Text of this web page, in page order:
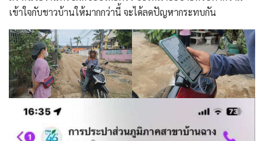
เข้าใจกับชาวบ้านให้มากกว่านี้ จะได้ลดปัญหากระทบกัน